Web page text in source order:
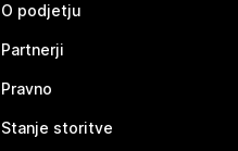
O podjetju
Partnerji
Pravno
Stanje storitve